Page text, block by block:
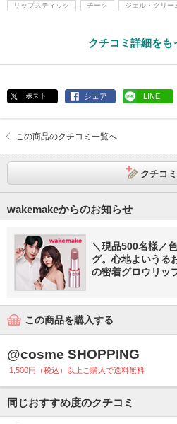
リップスティック チーク ジェル・クリー
クチコミ詳細をも
ポスト シェア LINE
この商品のクチコミ一覧へ
クチコ
wakemakeからのお知らせ
＼現品500名様／
グ。心地よいうる
の密着グロウリッ
この商品を購入する
@cosme SHOPPING
1,500円（税込）以上ご購入で送料無料
同じおすすめ度のクチコミ